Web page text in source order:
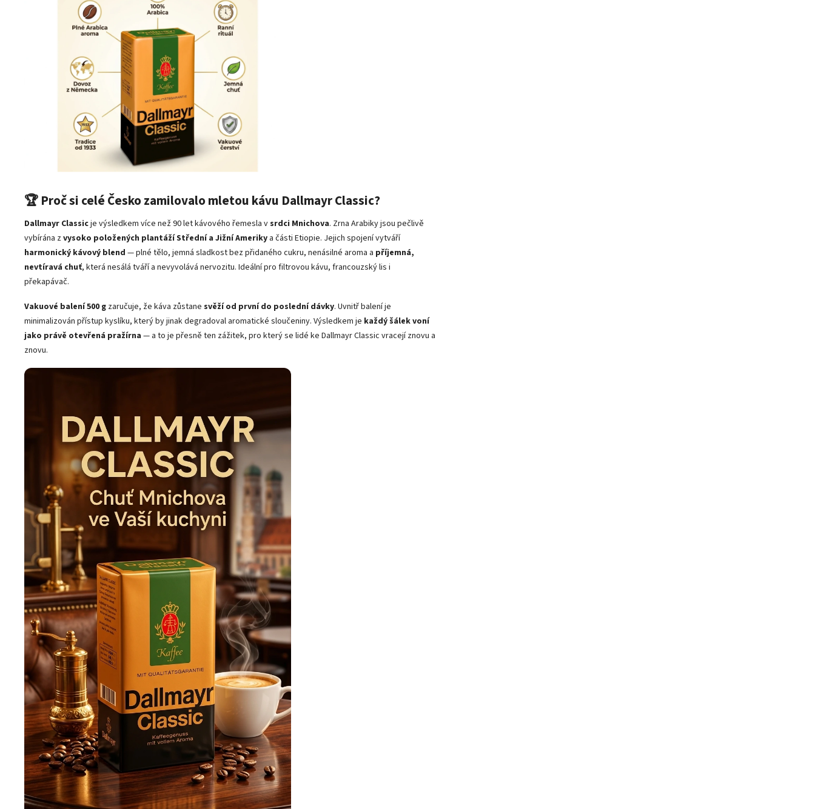
🏆 Proč si celé Česko zamilovalo mletou kávu Dallmayr Classic?
Dallmayr Classicje výsledkem více než 90 let kávového řemesla vsrdci Mnichova. Zrna Arabiky jsou pečlivě
vybírána zvysoko položených plantáží Střední a Jižní Ameriky a části Etiopie. Jejich spojení vytváří
harmonický kávový blend — plné tělo, jemná sladkost bez přidaného cukru, nenásilné aroma a příjemná,
nevtíravá chuť, která nesálá tváří a nevyvolává nervozitu. Ideální pro filtrovou kávu, francouzský lis i
překapávač.
Vakuové balení 500 g zaručuje, že káva zůstane svěží od první do poslední dávky. Uvnitř balení je
minimalizován přístup kyslíku, který by jinak degradoval aromatické sloučeniny. Výsledkem je každý šálek voní
jako právě otevřená pražírna — a to je přesně ten zážitek, pro který se lidé ke Dallmayr Classic vracejí znovu a
znovu.